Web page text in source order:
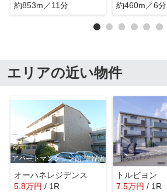
約853m／11分
約460m／6分
エリアの近い物件
オーハネレジデンス
5.8万円 / 1R
トルビヨン
7.5万円 / 1R